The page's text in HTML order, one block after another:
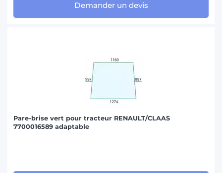
Demander un devis
Pare-brise vert pour tracteur RENAULT/CLAAS
7700016589 adaptable